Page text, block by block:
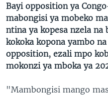
Bayi opposition ya
mabongisi ya mobeko
ntina ya kopesa nzela na
kokoka kopona yambo
opposition, ezali mpo
mokonzi ya mboka ya
"Mambongisi mango